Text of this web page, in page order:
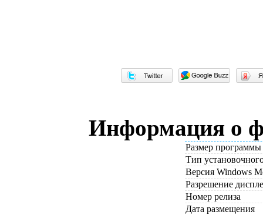
Информация о
Размер программы
Тип
Версия Windows
Разрешение
Номер релиза
Дата размещения